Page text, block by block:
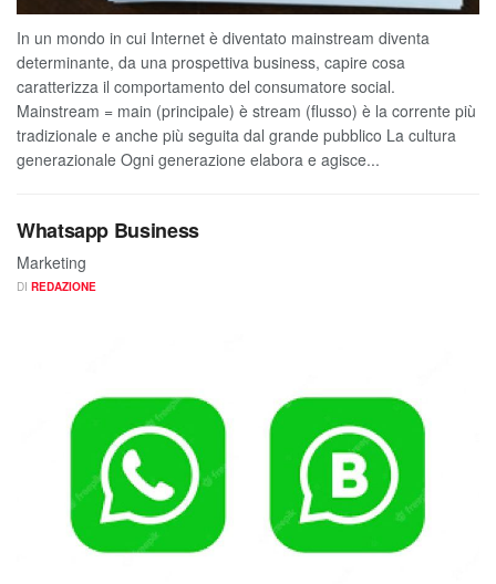
In un mondo in cui Internet è diventato mainstream diventa
determinante, da una prospettiva business, capire cosa
caratterizza il comportamento del consumatore social.
Mainstream = main (principale) è stream (flusso) è la corrente più
tradizionale e anche più seguita dal grande pubblico La cultura
generazionale Ogni generazione elabora e agisce...
Whatsapp Business
Marketing
DI REDAZIONE